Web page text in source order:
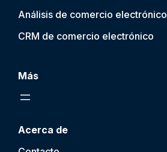
Análisis de comercio electrónico
CRM de comercio electrónico
Más
Acerca de